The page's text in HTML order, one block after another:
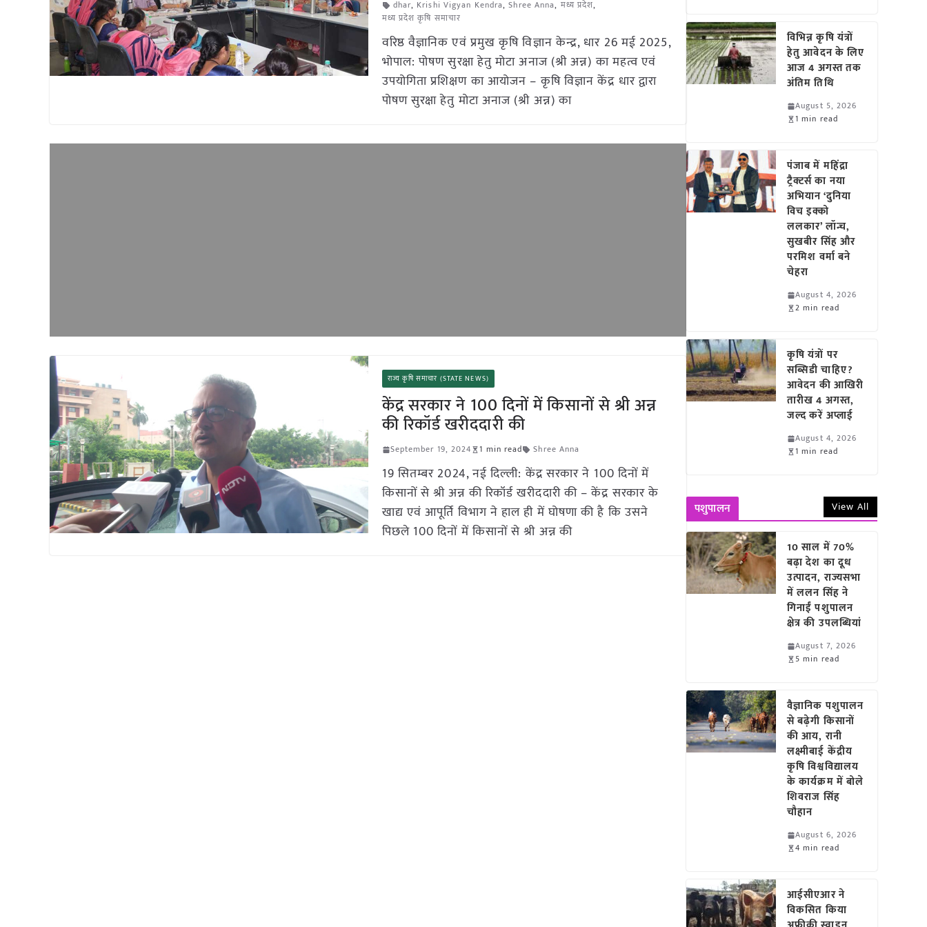
dhar, Krishi Vigyan Kendra,Shree Anna, मध्य प्रदेश,
मध्य प्रदेश कृषि समाचार
वरिष्ठ वैज्ञानिक एवं प्रमुख कृषि विज्ञान केन्द्र, धार 26 मई 2025,
भोपाल: पोषण सुरक्षा हेतु मोटा अनाज (श्री अन्न) का महत्व एवं
उपयोगिता प्रशिक्षण का आयोजन – कृषि विज्ञान केंद्र धार द्वारा
पोषण सुरक्षा हेतु मोटा अनाज (श्री अन्न) का
राज्य कृषि समाचार (STATE NEWS)
केंद्र सरकार ने 100 दिनों में किसानों से श्री अन्न
की रिकॉर्ड खरीददारी की
September 19, 2024 1 min read Shree Anna
19 सितम्बर 2024, नई दिल्ली: केंद्र सरकार ने 100 दिनों में
किसानों से श्री अन्न की रिकॉर्ड खरीददारी की – केंद्र सरकार के
खाद्य एवं आपूर्ति विभाग ने हाल ही में घोषणा की है कि उसने
पिछले 100 दिनों में किसानों से श्री अन्न की
विभिन्न कृषि यंत्रों
हेतु आवेदन के लिए
आज 4 अगस्त तक
अंतिम तिथि
August 5, 2026
1 min read
पंजाब में महिंद्रा
ट्रैक्टर्स का नया
अभियान ‘दुनिया
विच इक्को
ललकार’ लॉन्च,
सुखबीर सिंह और
परमिश वर्मा बने
चेहरा
August 4, 2026
2 min read
कृषि यंत्रों पर
सब्सिडी चाहिए?
आवेदन की आखिरी
तारीख 4 अगस्त,
जल्द करें अप्लाई
August 4, 2026
1 min read
पशुपालन View All
10 साल में 70%
बढ़ा देश का दूध
उत्पादन, राज्यसभा
में ललन सिंह ने
गिनाईं पशुपालन
क्षेत्र की उपलब्धियां
August 7, 2026
5 min read
वैज्ञानिक पशुपालन
से बढ़ेगी किसानों
की आय, रानी
लक्ष्मीबाई केंद्रीय
कृषि विश्वविद्यालय
के कार्यक्रम में बोले
शिवराज सिंह
चौहान
August 6, 2026
4 min read
आईसीएआर ने
विकसित किया